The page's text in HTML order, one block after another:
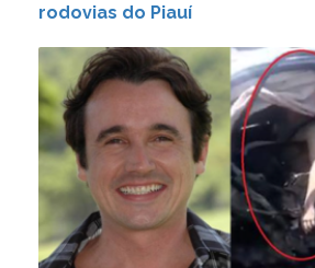
rodovias do Piauí